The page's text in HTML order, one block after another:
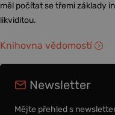
měl počítat se třemi základy
likviditou.
Knihovna vědomostí
Newsletter
Mějte přehled s